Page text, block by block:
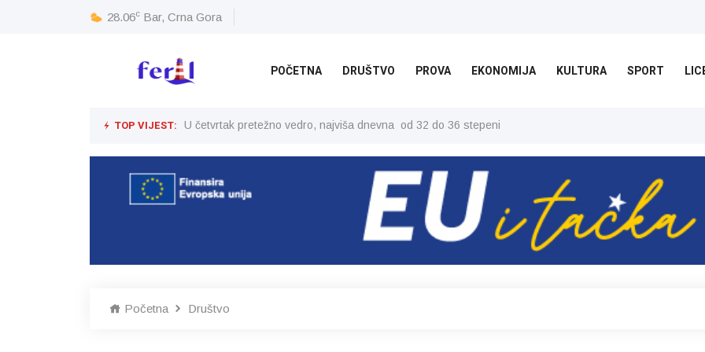
28.06c Bar, Crna Gora
POČETNA DRUŠTVO PROVA EKONOMIJA KULTURA SPORT
TOP VIJEST: U četvrtak pretežno vedro, najviša dnevna od 32 do 36 stepeni
Početna Društvo